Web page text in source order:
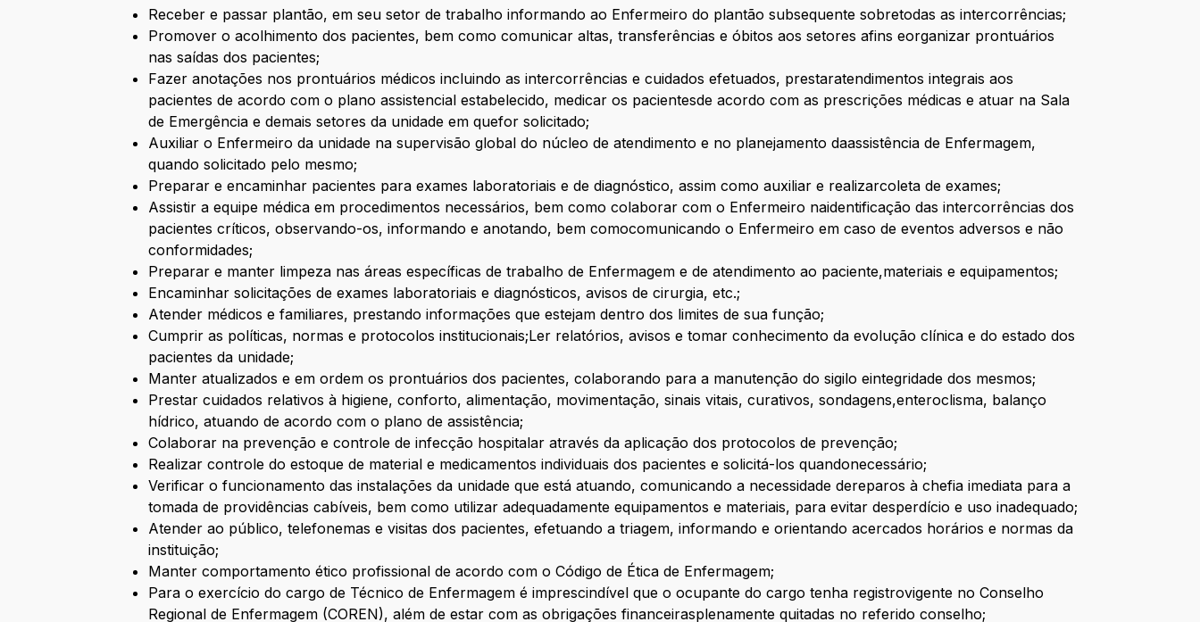
Receber e passar plantão, em seu setor de trabalho informando ao Enfermeiro do plantão subsequente sobretodas as intercorrências;
Promover o acolhimento dos pacientes, bem como comunicar altas, transferências e óbitos aos setores afins eorganizar prontuários
nas saídas dos pacientes;
Fazer anotações nos prontuários médicos incluindo as intercorrências e cuidados efetuados, prestaratendimentos integrais aos
pacientes de acordo com o plano assistencial estabelecido, medicar os pacientesde acordo com as prescrições médicas e atuar na Sala
de Emergência e demais setores da unidade em quefor solicitado;
Auxiliar o Enfermeiro da unidade na supervisão global do núcleo de atendimento e no planejamento daassistência de Enfermagem,
quando solicitado pelo mesmo;
Preparar e encaminhar pacientes para exames laboratoriais e de diagnóstico, assim como auxiliar e realizarcoleta de exames;
Assistir a equipe médica em procedimentos necessários, bem como colaborar com o Enfermeiro naidentificação das intercorrências dos
pacientes críticos, observando-os, informando e anotando, bem comocomunicando o Enfermeiro em caso de eventos adversos e não
conformidades;
Preparar e manter limpeza nas áreas específicas de trabalho de Enfermagem e de atendimento ao paciente,materiais e equipamentos;
Encaminhar solicitações de exames laboratoriais e diagnósticos, avisos de cirurgia, etc.;
Atender médicos e familiares, prestando informações que estejam dentro dos limites de sua função;
Cumprir as políticas, normas e protocolos institucionais;Ler relatórios, avisos e tomar conhecimento da evolução clínica e do estado dos
pacientes da unidade;
Manter atualizados e em ordem os prontuários dos pacientes, colaborando para a manutenção do sigilo eintegridade dos mesmos;
Prestar cuidados relativos à higiene, conforto, alimentação, movimentação, sinais vitais, curativos, sondagens,enteroclisma, balanço
hídrico, atuando de acordo com o plano de assistência;
Colaborar na prevenção e controle de infecção hospitalar através da aplicação dos protocolos de prevenção;
Realizar controle do estoque de material e medicamentos individuais dos pacientes e solicitá-los quandonecessário;
Verificar o funcionamento das instalações da unidade que está atuando, comunicando a necessidade dereparos à chefia imediata para a
tomada de providências cabíveis, bem como utilizar adequadamente equipamentos e materiais, para evitar desperdício e uso inadequado;
Atender ao público, telefonemas e visitas dos pacientes, efetuando a triagem, informando e orientando acercados horários e normas da
instituição;
Manter comportamento ético profissional de acordo com o Código de Ética de Enfermagem;
Para o exercício do cargo de Técnico de Enfermagem é imprescindível que o ocupante do cargo tenha registrovigente no Conselho
Regional de Enfermagem (COREN), além de estar com as obrigações financeirasplenamente quitadas no referido conselho;